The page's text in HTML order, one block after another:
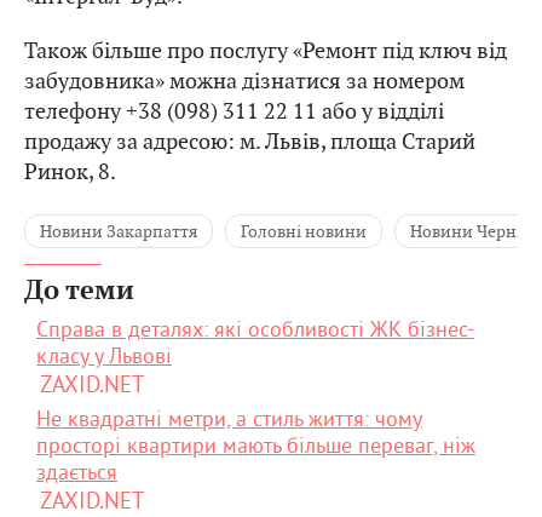
Також більше про послугу «Ремонт під ключ від
забудовника» можна дізнатися за номером
телефону +38 (098) 311 22 11 або у відділі
продажу за адресою: м. Львів, площа Старий
Ринок, 8.
Новини Закарпаття Головні новини Новини
До теми
Справа в деталях: які особливості ЖК бізнес-
класу у Львові
ZAXID.NET
Не квадратні метри, а стиль життя: чому
просторі квартири мають більше переваг, ніж
здається
ZAXID.NET